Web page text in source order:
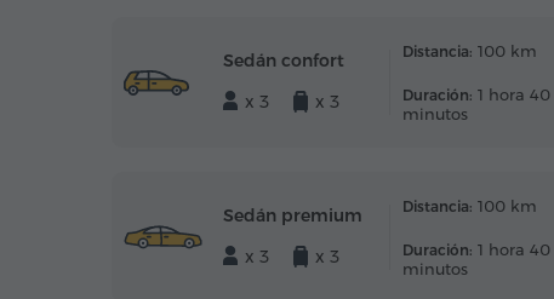
Sedán confort
x 3
x 3
Distancia: 100 km
Duración: 1 hora 40
minutos
Sedán premium
x 3
x 3
Distancia: 100 km
Duración: 1 hora 40
minutos